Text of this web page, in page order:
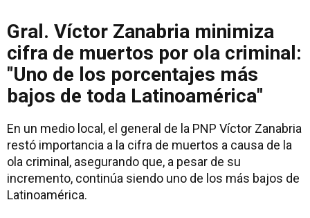
Gral. Víctor Zanabria minimiza
cifra de muertos por ola criminal:
"Uno de los porcentajes más
bajos de toda Latinoamérica"
En un medio local, el general de la PNP Víctor Zanabria
restó importancia a la cifra de muertos a causa de la
ola criminal, asegurando que, a pesar de su
incremento, continúa siendo uno de los más bajos de
Latinoamérica.